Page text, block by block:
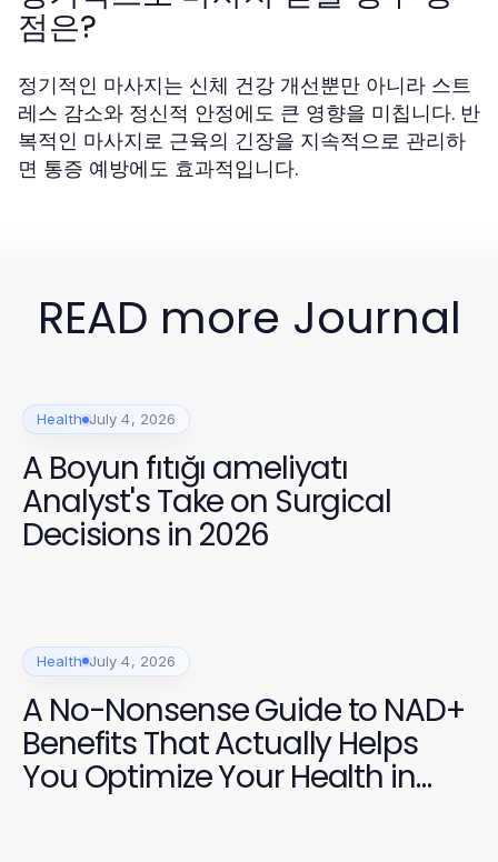
점은?
정기적인 마사지는 신체 건강 개선뿐만 아니라 스트
레스 감소와 정신적 안정에도 큰 영향을 미칩니다. 반
복적인 마사지로 근육의 긴장을 지속적으로 관리하
면 통증 예방에도 효과적입니다.
READ more Journal
Health July 4, 2026
A Boyun fıtığı ameliyatı
Analyst's Take on Surgical
Decisions in 2026
Health July 4, 2026
A No-Nonsense Guide to NAD+
Benefits That Actually Helps
You Optimize Your Health in